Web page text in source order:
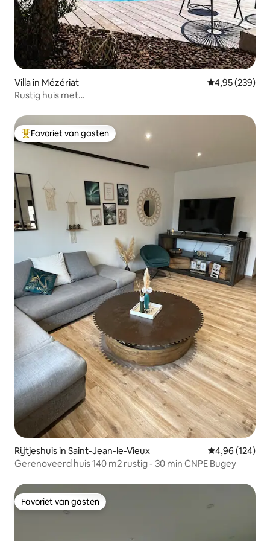
Villa in Mézériat Gemiddelde
4,95 (239)
Rustig huis met
Topfavoriet van gasten
Favoriet van gasten
Rijtjeshuis in Saint-Jean-le-Vieux Gemiddelde
4,96 (124)
Gerenoveerd huis 140 m2 rustig - 30 min CNPE Bugey
Favoriet van gasten
Favoriet van gasten